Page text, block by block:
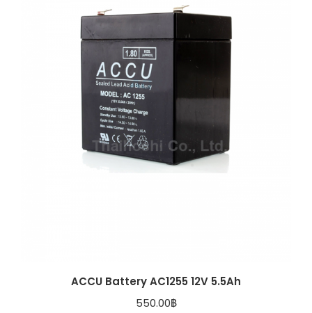
ACCU Battery AC1255 12V 5.5Ah
550.00฿